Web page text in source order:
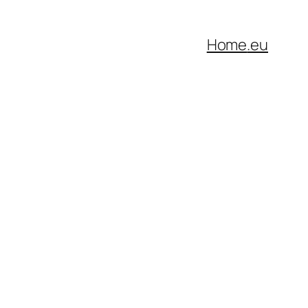
Home.eu